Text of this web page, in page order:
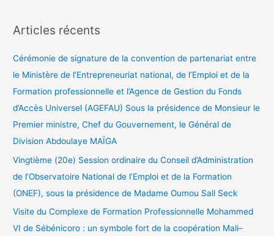
hArticles récents
Cérémonie de signature de la convention de partenariat entre
le Ministère de l’Entrepreneuriat national, de l’Emploi et de la
Formation professionnelle et l’Agence de Gestion du Fonds
d’Accès Universel (AGEFAU) Sous la présidence de Monsieur le
Premier ministre, Chef du Gouvernement, le Général de
Division Abdoulaye MAÏGA
Vingtième (20e) Session ordinaire du Conseil d’Administration
de l’Observatoire National de l’Emploi et de la Formation
(ONEF), sous la présidence de Madame Oumou Sall Seck
Visite du Complexe de Formation Professionnelle Mohammed
VI de Sébénicoro : un symbole fort de la coopération Mali–